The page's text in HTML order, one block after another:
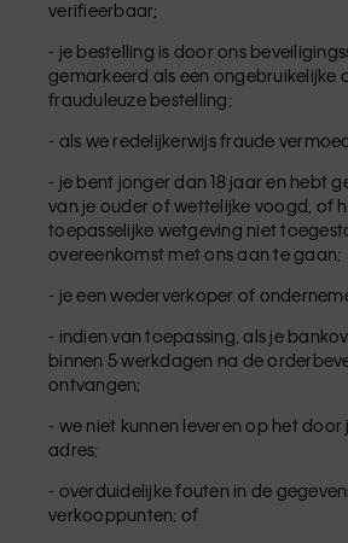
verifieerbaar;
- je bestelling is door ons
gemarkeerd als een ongebruikelijke
frauduleuze bestelling;
- als we redelijkerwijs fraude
- je bent jonger dan 18 jaar en hebt
van je ouder of wettelijke voogd, of
toepasselijke wetgeving niet
overeenkomst met ons aan te gaan;
- je een wederverkoper of
- indien van toepassing, als je
binnen 5 werkdagen na de
ontvangen;
- we niet kunnen leveren op het
adres;
- overduidelijke fouten in de
verkooppunten; of